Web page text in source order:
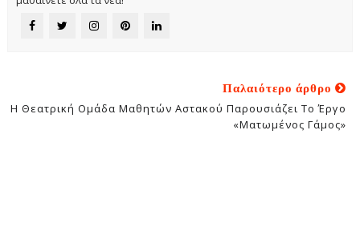
Παλαιότερο άρθρο
Η Θεατρική Ομάδα Μαθητών Αστακού Παρουσιάζει Το Έργο
«Ματωμένος Γάμος»